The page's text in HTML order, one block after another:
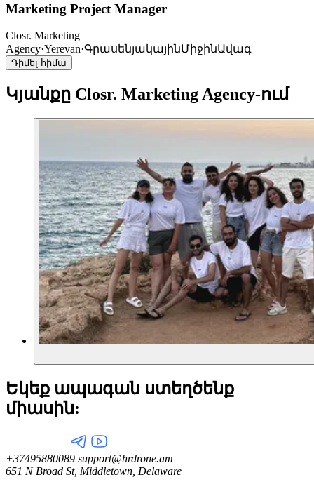
Marketing Project Manager
Closr. Marketing
Agency·Yerevan·ԳրասենյակայինՄիջինԱվագ
Դիմել հիմա
Կյանքը Closr. Marketing Agency-ում
Եկեք ապագան ստեղծենք
միասին:
+37495880089 support@hrdrone.am
651 N Broad St, Middletown, Delaware